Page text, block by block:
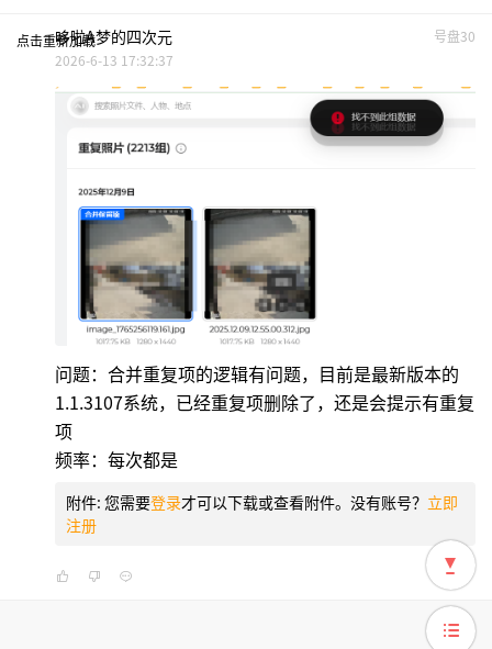
点击重新加载 号盘30
哆啦A梦的四次元
2026-6-13 17:32:37
问题：合并重复项的逻辑有问题，目前是最新版本的
1.1.3107系统，已经重复项删除了，还是会提示有重复
项
频率：每次都是
附件: 您需要登录才可以下载或查看附件。没有账号？ 立即
注册